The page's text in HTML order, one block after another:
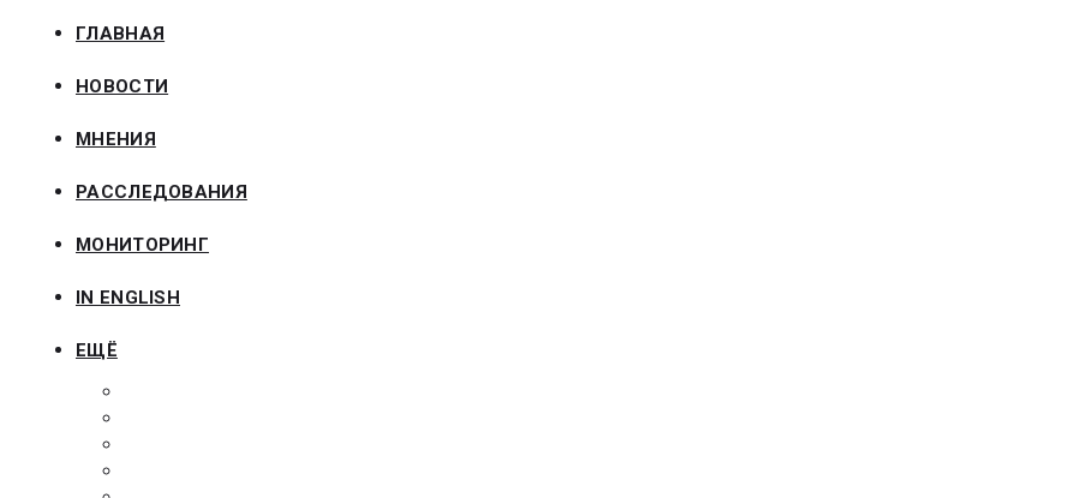
ГЛАВНАЯ
НОВОСТИ
МНЕНИЯ
РАССЛЕДОВАНИЯ
МОНИТОРИНГ
IN ENGLISH
ЕЩЁ